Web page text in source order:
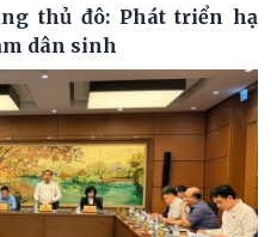
thủ đô: Phát triển hạ
dân sinh